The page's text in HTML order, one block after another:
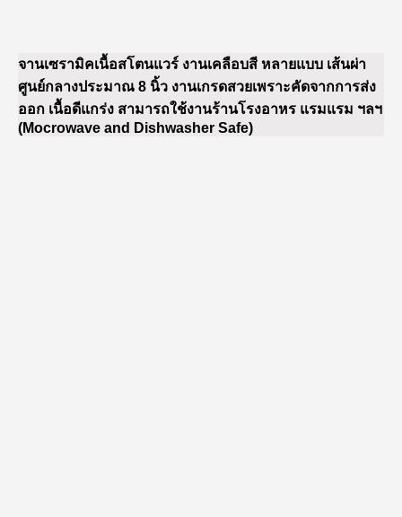
จานเซรามิคเนื้อสโตนแวร์ งานเคลือบสี หลายแบบ เส้นผ่า
ศูนย์กลางประมาณ 8 นิ้ว งานเกรดสวยเพราะคัดจากการส่ง
ออก เนื้อดีแกร่ง สามารถใช้งานร้านโรงอาหร แรมแรม ฯลฯ
(Mocrowave and Dishwasher Safe)